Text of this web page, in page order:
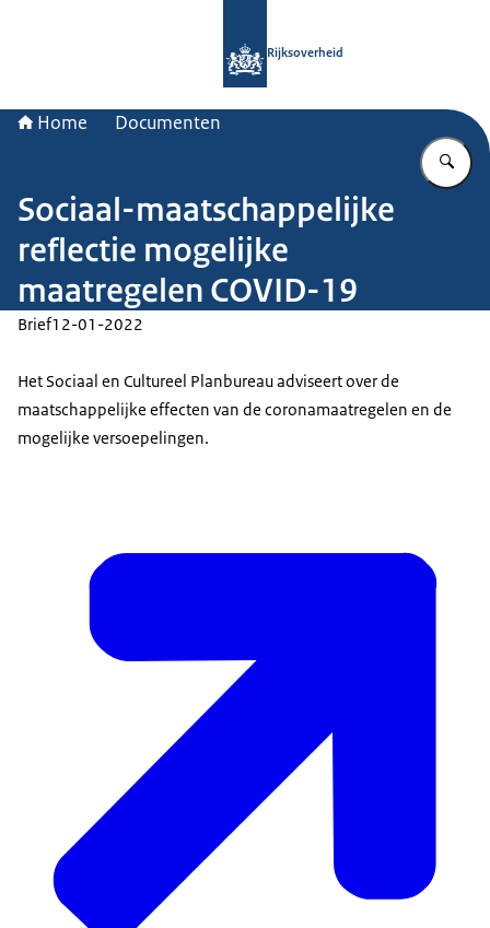
Rijksoverheid
Home Documenten
Sociaal-maatschappelijke
reflectie mogelijke
maatregelen COVID-19
Brief12-01-2022
Het Sociaal en Cultureel Planbureau adviseert over de
maatschappelijke effecten van de coronamaatregelen en de
mogelijke versoepelingen.